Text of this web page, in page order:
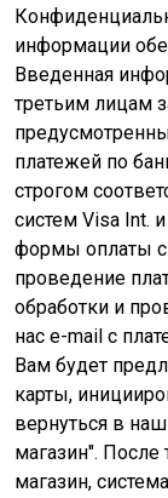
информации
Введенная
третьим лицам
платежей по
строгом
систем Visa Int.
формы оплаты
проведение
обработки и
нас e-mail с
Вам будет
карты,
вернуться в
магазин".
магазин,